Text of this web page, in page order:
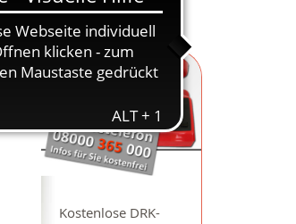
Kostenlose DRK-